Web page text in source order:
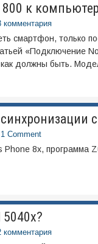
к
комментария
смартфон, только
«Подключение
должны быть.
1 Comment
8x, программа
комментария